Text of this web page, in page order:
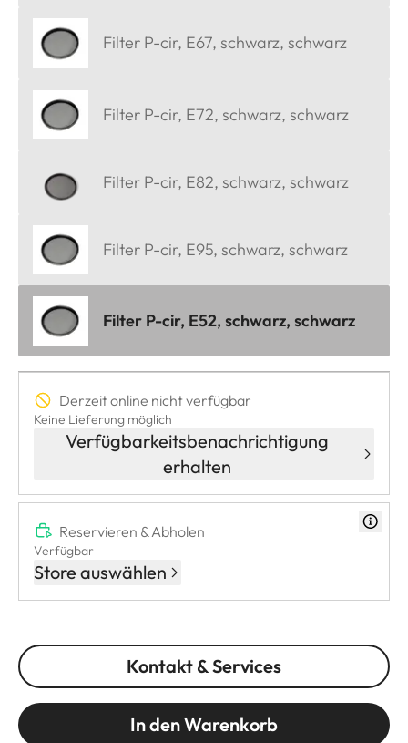
Filter P-cir, E67, schwarz, schwarz
Filter P-cir, E72, schwarz, schwarz
Filter P-cir, E82, schwarz, schwarz
Filter P-cir, E95, schwarz, schwarz
Filter P-cir, E52, schwarz, schwarz
Derzeit online nicht verfügbar
Keine Lieferung möglich
Verfügbarkeitsbenachrichtigung
erhalten
Reservieren & Abholen
Verfügbar
Store auswählen
Kontakt & Services
In den Warenkorb